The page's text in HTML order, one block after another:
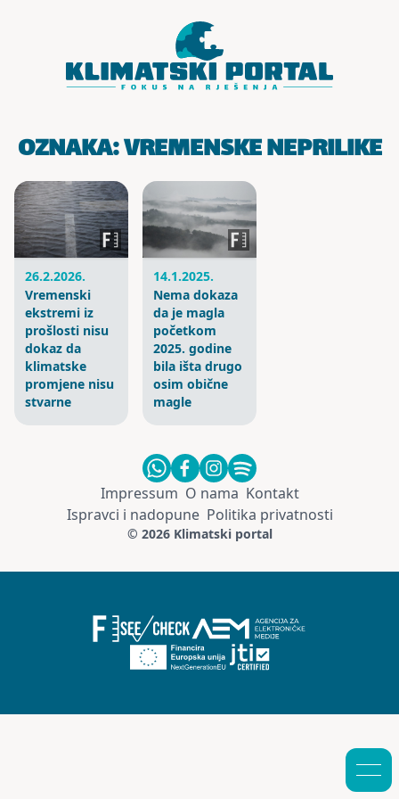
OZNAKA:VREMENSKE NEPRILIKE
26.2.2026.
Vremenski
ekstremi iz
prošlosti nisu
dokaz da
klimatske
promjene nisu
stvarne
14.1.2025.
Nema dokaza
da je magla
početkom
2025. godine
bila išta drugo
osim obične
magle
Impressum O nama Kontakt
Ispravci i nadopune Politika privatnosti
© 2026 Klimatski portal